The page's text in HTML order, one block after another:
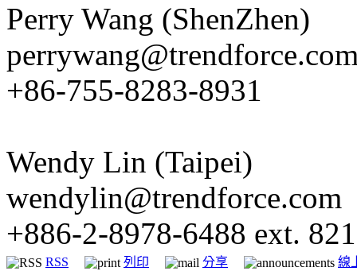
Perry Wang (ShenZhen)
+86-755-8283-8931
Wendy Lin (Taipei)
wendylin@trendforce.com
+886-2-8978-6488 ext. 821
RSS 列印 分享 線